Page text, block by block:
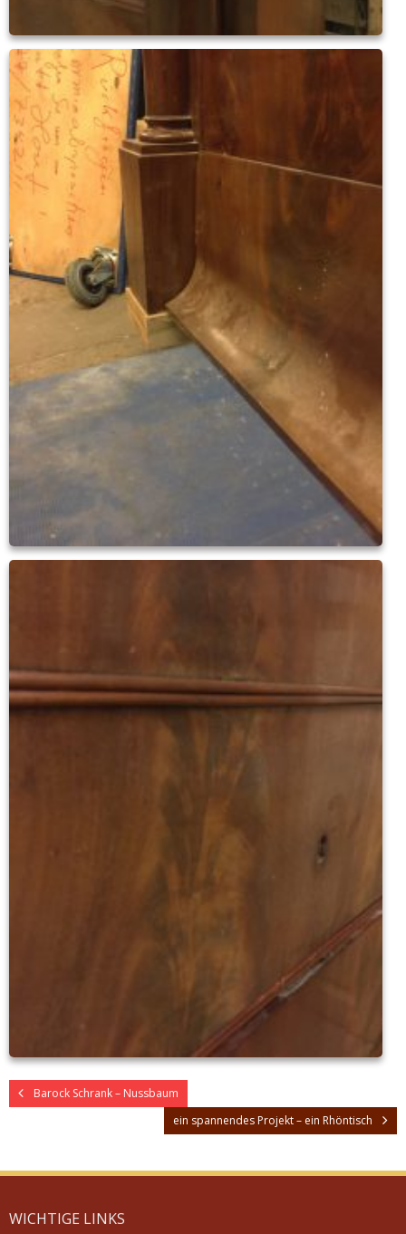
Barock Schrank – Nussbaum
ein spannendes Projekt – ein Rhöntisch
WICHTIGE LINKS